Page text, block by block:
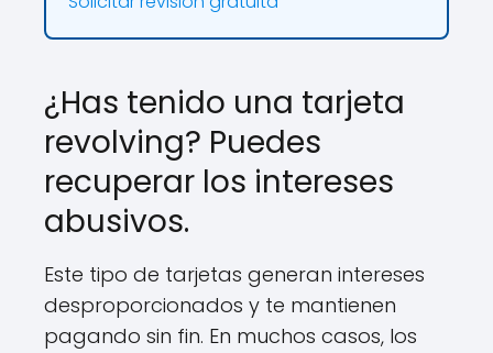
¿Has tenido una tarjeta
revolving? Puedes
recuperar los intereses
abusivos.
Este tipo de tarjetas generan intereses
desproporcionados y te mantienen
pagando sin fin. En muchos casos, los